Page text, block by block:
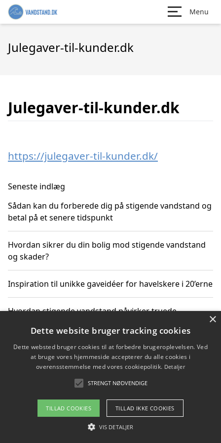
Menu
Julegaver-til-kunder.dk
Julegaver-til-kunder.dk
https://julegaver-til-kunder.dk/
Seneste indlæg
Sådan kan du forberede dig på stigende vandstand og
betal på et senere tidspunkt
Hvordan sikrer du din bolig mod stigende vandstand
og skader?
Inspiration til unikke gaveidéer for havelskere i 20’erne
Hvordan stigende vandstand påvirker truede
Sådan vælger du de bedste vandrerygsække til
vandreture i Danmark
Copyright 2026 - Pilanto Aps
Om / kontakt
×
Dette website bruger tracking cookies
Dette websted bruger cookies til at forbedre brugeroplevelsen. Ved
at bruge vores hjemmeside accepterer du alle cookies i
overensstemmelse med vores cookiepolitik. Detaljer
STRENGT NØDVENDIGE
TILLAD COOKIES TILLAD IKKE COOKIES
VIS DETALJER